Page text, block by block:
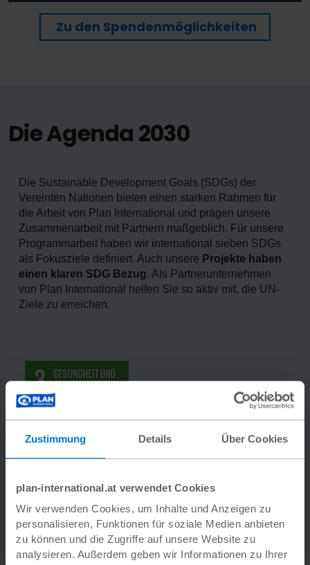
Zustimmung Details Über Cookies
plan-international.at verwendet Cookies
Wir verwenden Cookies, um Inhalte und Anzeigen zu
personalisieren, Funktionen für soziale Medien anbieten
zu können und die Zugriffe auf unsere Website zu
analysieren. Außerdem geben wir Informationen zu Ihrer
Zu den Spendenmöglichkeiten
Die Agenda 2030
Die Sustainable Development Goals (SDGs) der
Vereinten Nationen bieten einen starken Rahmen für
die Arbeit von Plan International und prägen unsere
Zusammenarbeit mit Partnern maßgeblich. Für unsere
Programmarbeit haben wir international sieben SDGs
als Fokusziele definiert. Auch unsere Projekte haben
einen klaren SDG Bezug. Als Partnerunternehmen
von Plan International helfen Sie so aktiv mit, die UN-
Ziele zu erreichen.